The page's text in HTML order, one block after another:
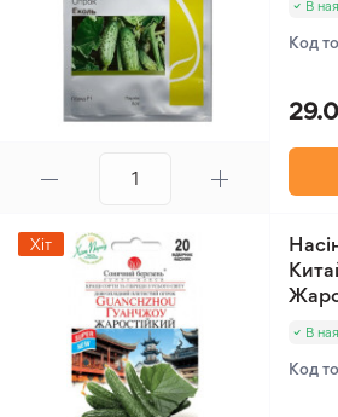
В
Код
Хіт
В
Код